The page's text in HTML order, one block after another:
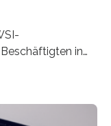
in
mit 72 Prozent
geworden. Für